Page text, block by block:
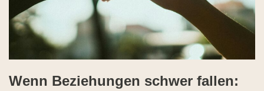
Wenn Beziehungen schwer fallen: